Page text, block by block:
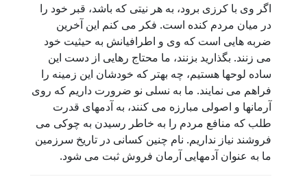
اگر وی با کرزی برود، به هر نیتی که باشد، قبر خود را
در میان مردم کنده است. فکر می کنم این آخرین
ضربه هایی است که وی و اطرافیانش به حیثیت خود
می زنند. بگذارید بزنند، ما محتاج رهایی از دست این
ساده لوحها هستیم، چه بهتر که خودشان این زمینه را
فراهم می نمایند. ما به نسلی نو ضرورت داریم که روی
آرمانها و اصولی مبارزه می کنند، به آدمهای قدرت
طلب که منافع مردم را به خاطر رسیدن به چوکی می
فروشند نیاز نداریم. نام چنین کسانی در تاریخ سرزمین
ما به عنوان آدمهایی آرمان فروش ثبت می شود.